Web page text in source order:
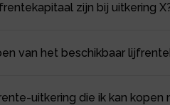
zijn bij uitkering
van het beschikbaar
uitkering die ik kan